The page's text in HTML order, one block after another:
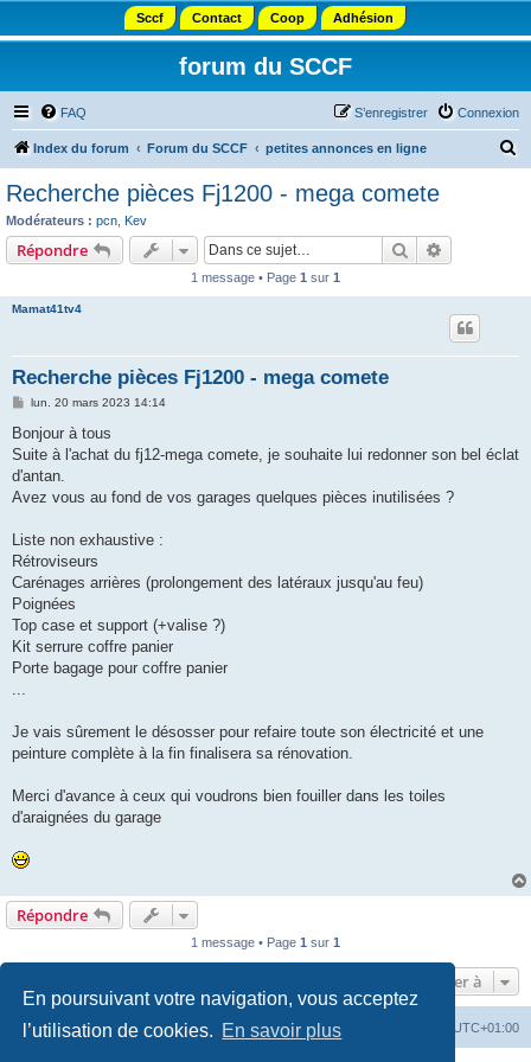
En poursuivant votre navigation, vous acceptez
l’utilisation de cookies. En savoir plus
Sccf Contact Coop Adhésion
forum du SCCF
FAQ Connexion
S’enregistrer
Index du forum Forum du SCCF petites annonces en ligne
Recherche pièces Fj1200 - mega comete
Modérateurs : pcn Kev
Répondre Rechercher
1 message • Page 1 sur 1
Mamat41tv4
Recherche pièces Fj1200 - mega comete
M
s
a
g
lun. 20 mars 2023 14:14
Bonjour à tous
Suite à l'achat du fj12-mega comete, je souhaite lui redonner son bel éclat
d'antan.
Avez vous au fond de vos garages quelques pièces inutilisées ?
Liste non exhaustive :
Rétroviseurs
Carénages arrières (prolongement des latéraux jusqu'au feu)
Poignées
Top case et support (+valise ?)
Kit serrure coffre panier
Porte bagage pour coffre panier
Je vais sûrement le désosser pour refaire toute son électricité et une
peinture complète à la fin finalisera sa rénovation.
Merci d'avance à ceux qui voudrons bien fouiller dans les toiles
d'araignées du garage
Répondre
1 message • Page 1 sur 1
Aller à
Index du forum UTC+01:00